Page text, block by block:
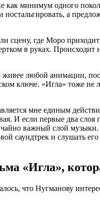
как минимум одного
а
где Моро приходит
в руках.
любой анимации,
ключе. «Игла» тоже
мне единым
И если первые два
важный слой
саундтрек и слушать
«Игла»,
что Нугманову